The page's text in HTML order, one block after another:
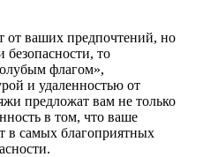
от ваших предпочтений, но
безопасности, то
флагом»,
и удаленностью от
предложат вам не только
в том, что ваше
в самых благоприятных